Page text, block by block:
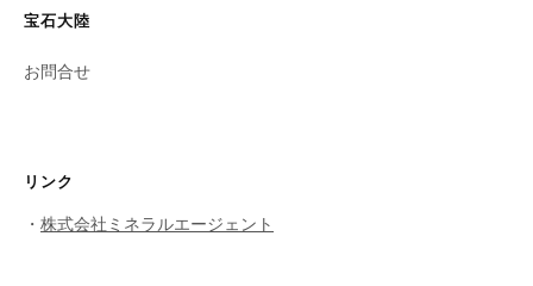
宝石大陸
お問合せ
リンク
・ 株式会社ミネラルエージェント